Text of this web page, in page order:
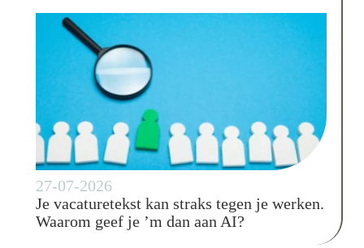
27-07-2026
Je vacaturetekst kan straks tegen je werken.
Waarom geef je ’m dan aan AI?